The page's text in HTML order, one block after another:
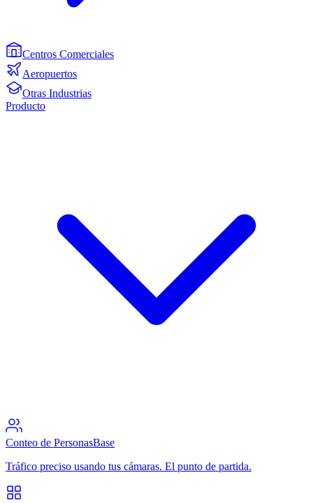
Centros Comerciales
Aeropuertos
Otras Industrias
Producto
Conteo de PersonasBase
Tráfico preciso usando tus cámaras. El punto de partida.